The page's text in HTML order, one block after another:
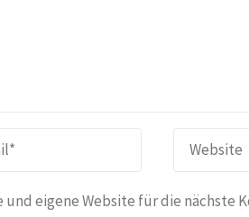
und eigene Website für die nächste